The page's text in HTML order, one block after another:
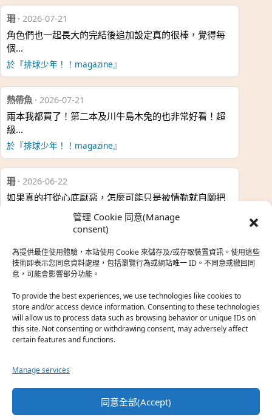
管理 Cookie 同意(Manage
consent)
為提供最佳使用體驗，本站使用 Cookie 來儲存及/或存取裝置資訊。使用這些
技術即表示您同意資料處理，包括瀏覽行為或網站唯一 ID。不同意或撤回同
意，可能會影響部分功能。
To provide the best experiences, we use technologies like cookies to
store and/or access device information. Consenting to these technologies
will allow us to process data such as browsing behavior or unique IDs on
this site. Not consenting or withdrawing consent, may adversely affect
certain features and functions.
Manage services
同意全部(Accept)
珊· 2026-07-21
角色們也一起長大的完結後追加設定真的很棒，覺得每
個…
於『排球少年！！magazine』
熱帶魚 · 2026-07-21
兩本我都買了！第二本及川牛島木兔的也非常好看！超
級…
於『排球少年！！magazine』
珊· 2026-06-22
如果真的打從心底厭惡，怎麼可能只是被情勒就自願把
熱帶魚·2026-06-22
之前看到網路上有人說灰二自私情勒大家陪他圓夢，但
真…
於『強風吹拂』
珊·2026-06-18
第…
於『白領羽球部』